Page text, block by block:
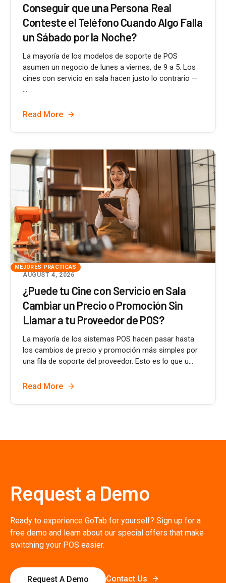
Conseguir que una Persona Real
Conteste el Teléfono Cuando Algo Falla
un Sábado por la Noche?
La mayoría de los modelos de soporte de POS
asumen un negocio de lunes a viernes, de 9 a 5. Los
cines con servicio en sala hacen justo lo contrario —
...
Read More
MEJORES PRÁCTICAS
AUGUST 4, 2026
¿Puede tu Cine con Servicio en Sala
Cambiar un Precio o Promoción Sin
Llamar a tu Proveedor de POS?
La mayoría de los sistemas POS hacen pasar hasta
los cambios de precio y promoción más simples por
una fila de soporte del proveedor. Esto es lo que u...
Read More
Request a Demo
Ready to experience GoTab for yourself? Sign up for a
free demo and learn about our special offers that make
switching your POS easier.
Request A Demo Contact Us